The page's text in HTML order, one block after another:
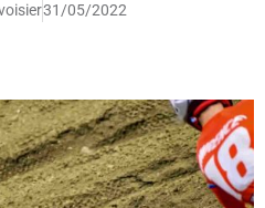
31/05/2022